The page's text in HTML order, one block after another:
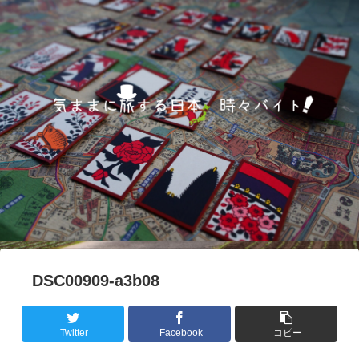
DSC00909-a3b08
Twitter Facebook コピー